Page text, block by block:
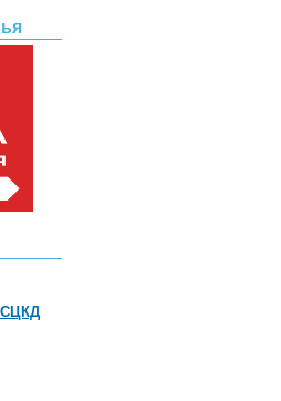
СЦКД